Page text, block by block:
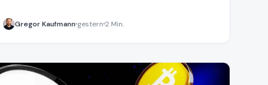
Gregor Kaufmann gestern 2 Min.